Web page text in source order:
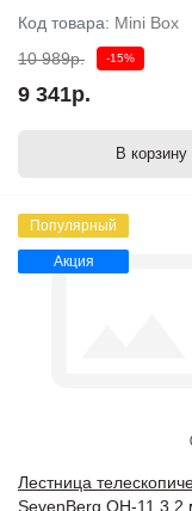
Код товара: Mini Box
10 989р.
-15%
9 341р.
В корзину
Популярный
Акция
Лестница
SevenBerg QH-11 3,2